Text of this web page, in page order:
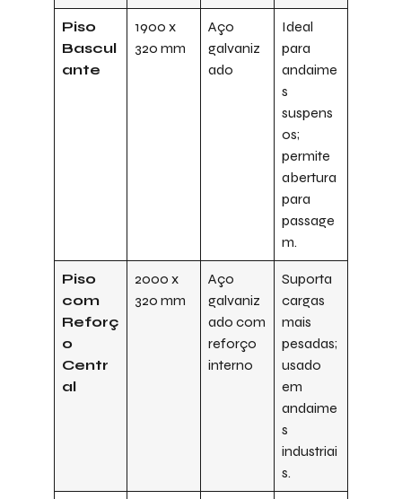
Piso
Bascul
ante
1900 x
320 mm
Aço
galvaniz
ado
Ideal
para
andaime
s
suspens
os;
permite
abertura
para
passage
m.
Piso
com
Reforç
o
Centr
al
2000 x
320 mm
Aço
galvaniz
ado com
reforço
interno
Suporta
cargas
mais
pesadas;
usado
em
andaime
s
industriai
s.